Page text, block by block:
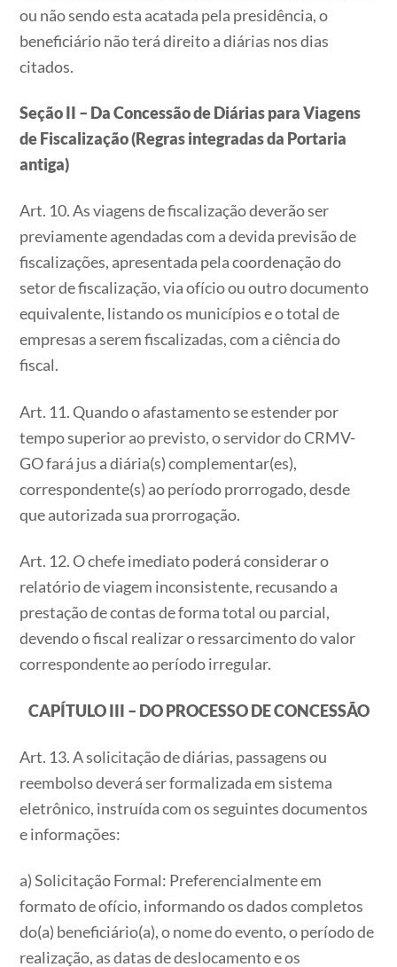
ou não sendo esta acatada pela presidência, o
beneficiário não terá direito a diárias nos dias
citados.
Seção II – Da Concessão de Diárias para Viagens
de Fiscalização (Regras integradas da Portaria
antiga)
Art. 10. As viagens de fiscalização deverão ser
previamente agendadas com a devida previsão de
fiscalizações, apresentada pela coordenação do
setor de fiscalização, via ofício ou outro documento
equivalente, listando os municípios e o total de
empresas a serem fiscalizadas, com a ciência do
fiscal.
Art. 11. Quando o afastamento se estender por
tempo superior ao previsto, o servidor do CRMV-
GO fará jus a diária(s) complementar(es),
correspondente(s) ao período prorrogado, desde
que autorizada sua prorrogação.
Art. 12. O chefe imediato poderá considerar o
relatório de viagem inconsistente, recusando a
prestação de contas de forma total ou parcial,
devendo o fiscal realizar o ressarcimento do valor
correspondente ao período irregular.
CAPÍTULO III – DO PROCESSO DE CONCESSÃO
Art. 13. A solicitação de diárias, passagens ou
reembolso deverá ser formalizada em sistema
eletrônico, instruída com os seguintes documentos
e informações:
a) Solicitação Formal: Preferencialmente em
formato de ofício, informando os dados completos
do(a) beneficiário(a), o nome do evento, o período de
realização, as datas de deslocamento e os